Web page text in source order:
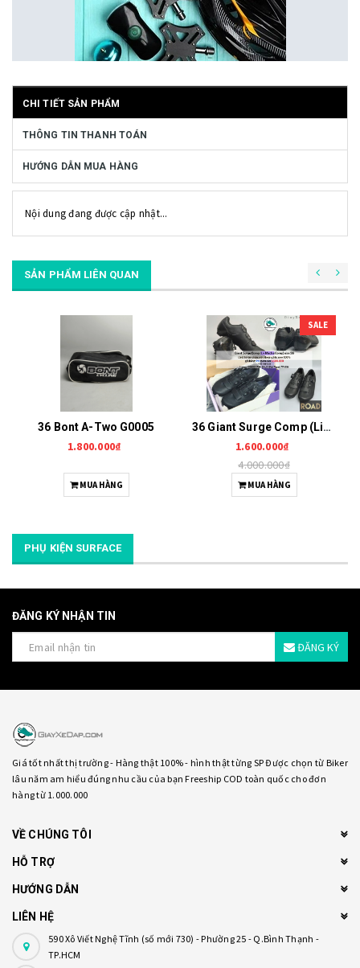
CHI TIẾT SẢN PHẨM
THÔNG TIN THANH TOÁN
HƯỚNG DẪN MUA HÀNG
Nội dung đang được cập nhật...
SẢN PHẨM LIÊN QUAN
36 Bont A-Two G0005
1.800.000₫
MUA HÀNG
SALE
36 Giant Surge Comp (Liv Macha Comp) G0006
1.600.000₫
4.000.000₫
MUA HÀNG
PHỤ KIỆN SURFACE
ĐĂNG KÝ NHẬN TIN
ĐĂNG KÝ
Giá tốt nhất thị trường - Hàng thật 100% - hình thật từng SP Được chọn từ Biker
lâu năm am hiểu đúng nhu cầu của bạn Freeship COD toàn quốc cho đơn
hàng từ 1.000.000
VỀ CHÚNG TÔI
HỖ TRỢ
HƯỚNG DẪN
LIÊN HỆ
590 Xô Viết Nghệ Tĩnh (số mới 730) - Phường 25 - Q.Bình Thạnh -
TP.HCM